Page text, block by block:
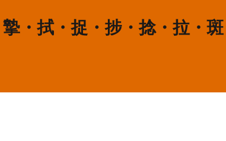
・拭・捉・捗・捻・拉・斑